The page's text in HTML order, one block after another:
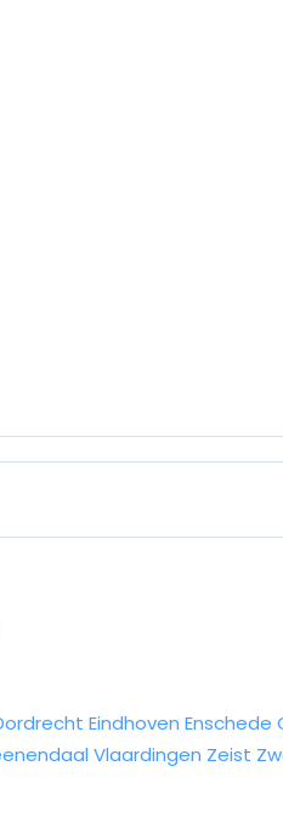
Eindhoven Enschede
Vlaardingen Zeist